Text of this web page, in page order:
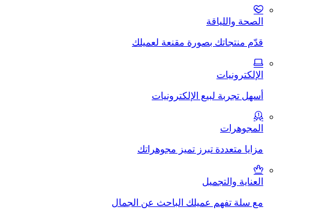
الصحة واللياقة
قدّم منتجاتك بصورة مقنعة لعميلك
الإلكترونيات
أسهل تجربة لبيع الإلكترونيات
المجوهرات
مزايا متعددة تبرز تميز مجوهراتك
العناية والتجميل
مع سلة تفهم عميلك الباحث عن الجمال